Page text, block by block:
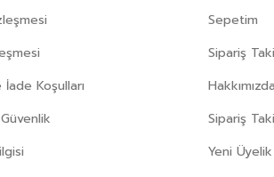
Koşulları
Sepetim
Sipariş
Hakkımızda
Sipariş
Yeni Üyelik